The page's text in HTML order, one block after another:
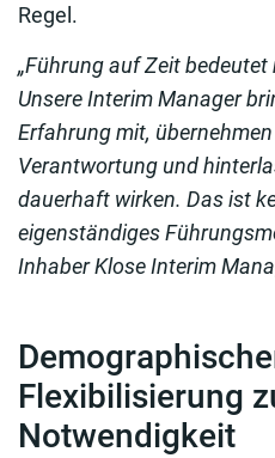
Regel.
„Führung auf Zeit
Unsere Interim Manager
Erfahrung mit,
Verantwortung und
dauerhaft wirken. Das ist
eigenständiges
Inhaber Klose Interim
Flexibilisierung
Notwendigkeit